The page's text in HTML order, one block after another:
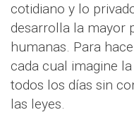
cotidiano y lo
desarrolla la mayor
humanas. Para
cada cual imagine
todos los días sin
las leyes.